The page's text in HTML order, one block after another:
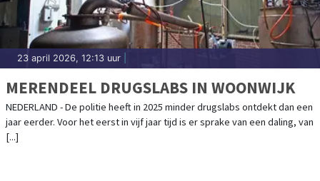
23 april 2026, 12:13 uur
MERENDEEL DRUGSLABS IN WOONWIJK
NEDERLAND - De politie heeft in 2025 minder drugslabs ontdekt dan een
jaar eerder. Voor het eerst in vijf jaar tijd is er sprake van een daling, van
[...]